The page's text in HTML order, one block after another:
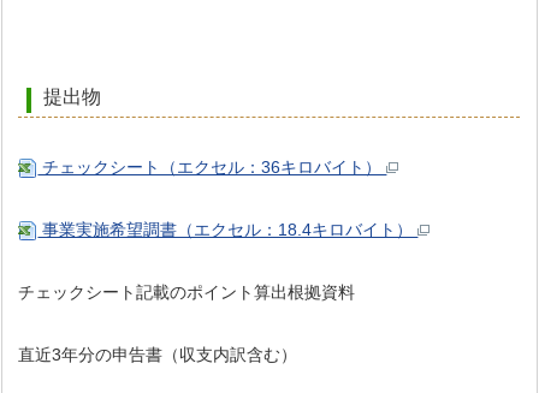
提出物
チェックシート（エクセル：36キロバイト）
事業実施希望調書（エクセル：18.4キロバイト）
チェックシート記載のポイント算出根拠資料
直近3年分の申告書（収支内訳含む）